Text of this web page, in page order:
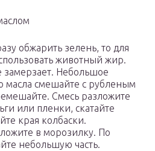
обжарить зелень, то для
животный жир.
замерзает. Небольшое
масла смешайте с рубленым
Смесь разложите
или пленки, скатайте
края колбаски.
в морозилку. По
небольшую часть.